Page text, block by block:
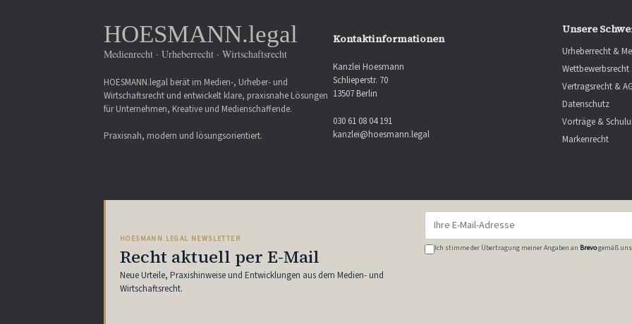
HOESMANN.legal
Medienrecht · Urheberrecht · Wirtschaftsrecht
HOESMANN.legal berät im Medien-, Urheber- und
Wirtschaftsrecht und entwickelt klare, praxisnahe Lösungen
für Unternehmen, Kreative und Medienschaffende.
Praxisnah, modern und lösungsorientiert.
Kontaktinformationen
Kanzlei Hoesmann
Schlieperstr. 70
13507 Berlin
030 61 08 04 191
kanzlei@hoesmann.legal
Unsere
Urheberrecht &
Wettbewerbsrecht
Vertragsrecht &
Datenschutz
Vorträge &
Markenrecht
HOESMANN.LEGAL NEWSLETTER
Recht aktuell per E-Mail
Neue Urteile, Praxishinweise und Entwicklungen aus dem Medien- und
Wirtschaftsrecht.
Ich stimme der Übertragung meiner Angaben an Brevogemäß